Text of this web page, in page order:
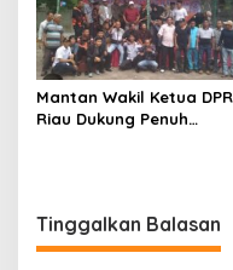
Mantan Wakil Ketua
Riau Dukung Penuh
Tinggalkan Balasan